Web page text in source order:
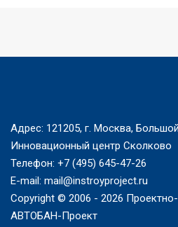
Адрес: 121205, г. Москва,
Инновационный центр Сколково
Телефон: +7 (495) 645-47-26
E-mail: mail@instroyproject.ru
Copyright © 2006 - 2026
АВТОБАН-Проект